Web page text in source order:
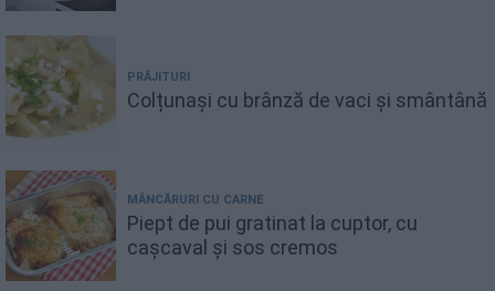
PRĂJITURI
Colțunași cu brânză de vaci și smântână
MÂNCĂRURI CU CARNE
Piept de pui gratinat la cuptor, cu
cașcaval și sos cremos